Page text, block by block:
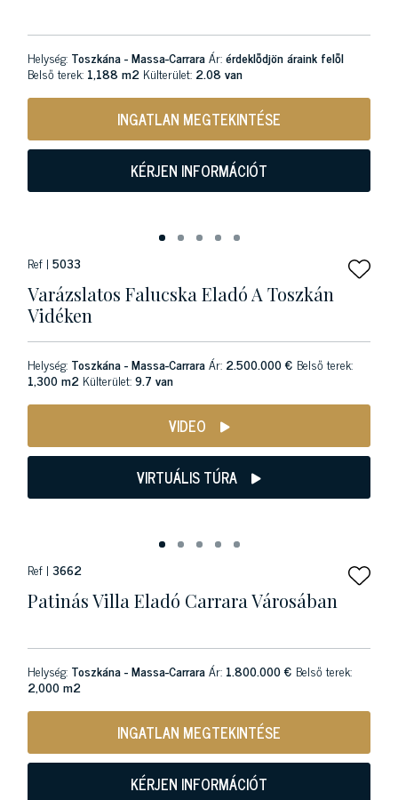
Helység: Toszkána - Massa-CarraraÁr:érdeklődjön áraink felől
Belső terek: 1,188 m2 Külterület: 2.08 van
INGATLAN MEGTEKINTÉSE
KÉRJEN INFORMÁCIÓT
Ref | 5033
Varázslatos Falucska Eladó A Toszkán
Vidéken
Helység: Toszkána - Massa-CarraraÁr: 2.500.000 € Belső terek:
1,300 m2 Külterület:9.7 van
VIDEO
VIRTUÁLIS TÚRA
Ref | 3662
Patinás Villa Eladó Carrara Városában
Helység: Toszkána - Massa-CarraraÁr: 1.800.000 € Belső terek:
2,000 m2
INGATLAN MEGTEKINTÉSE
KÉRJEN INFORMÁCIÓT